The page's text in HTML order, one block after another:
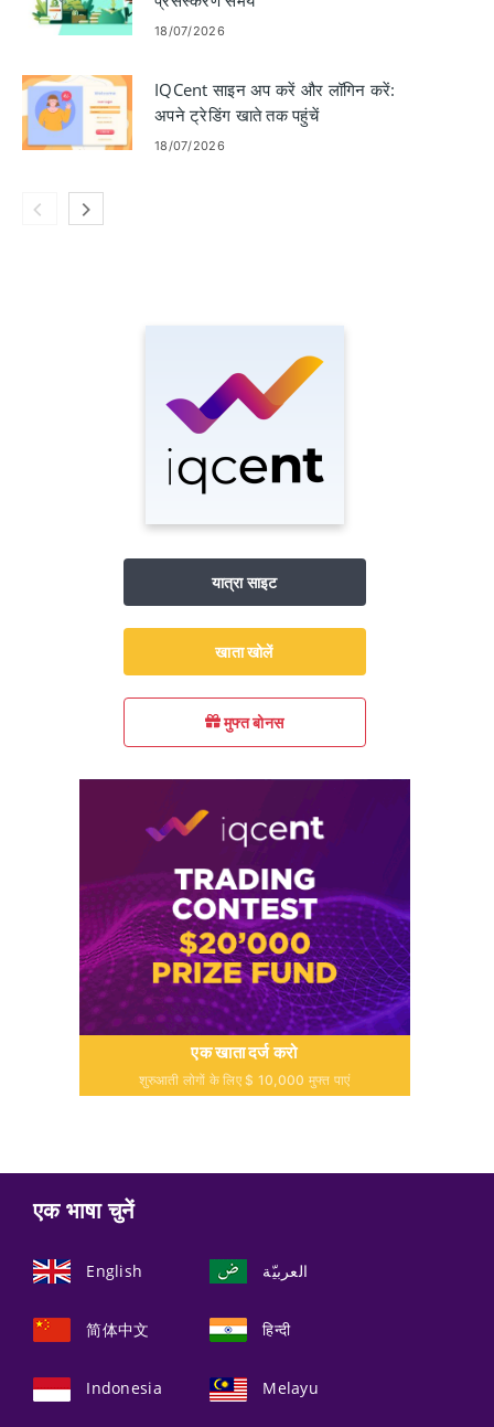
18/07/2026
IQCent साइन अप करें और लॉगिन करें:
अपने ट्रेडिंग खाते तक पहुंचें
18/07/2026
यात्रा साइट
खाता खोलें
मुफ्त बोनस
एक खाता दर्ज करो
शुरुआती लोगों के लिए $ 10,000 मुफ्त पाएं
एक भाषा चुनें
English العربيّة
简体中文 हिन्दी
Indonesia Melayu